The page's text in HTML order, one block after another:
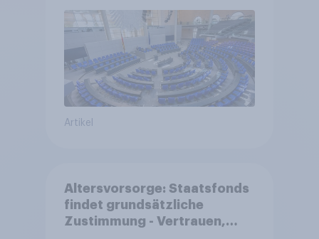
Artikel
Altersvorsorge: Staatsfonds
findet grundsätzliche
Zustimmung - Vertrauen,